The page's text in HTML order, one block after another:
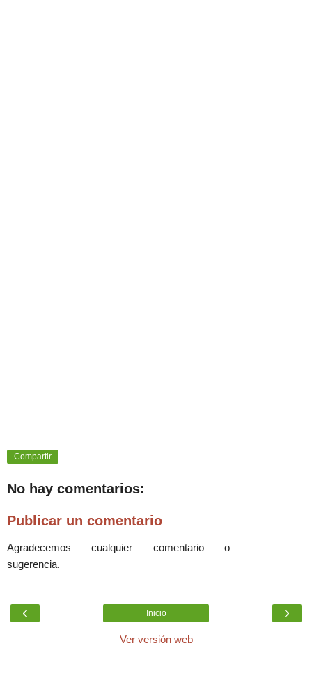
Compartir
No hay comentarios:
Publicar un comentario
Agradecemos cualquier comentario o
sugerencia.
‹ ›
Inicio
Ver versión web